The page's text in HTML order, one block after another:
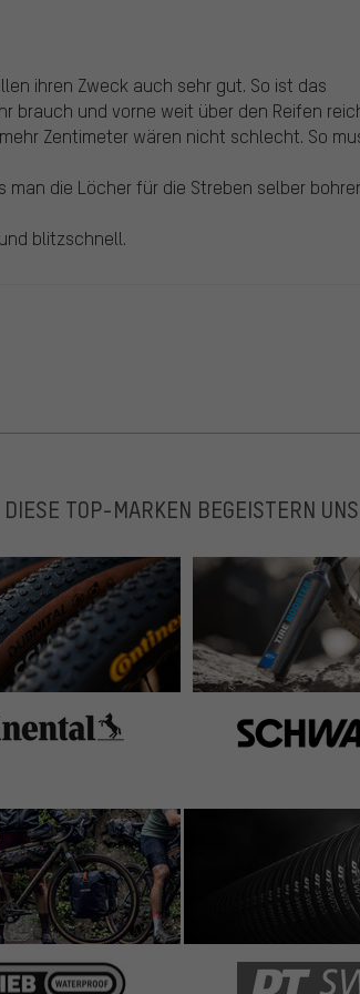
ihren Zweck auch sehr gut. So ist das
brauch und vorne weit über den Reifen
Zentimeter wären nicht schlecht. So
die Löcher für die Streben selber
blitzschnell.
DIESE TOP-MARKEN BEGEISTERN UNS